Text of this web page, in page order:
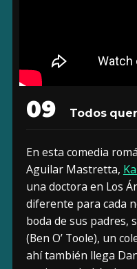
09 Todos
En esta comedia
Aguilar Mastretta,
una doctora en Los
diferente para cada
boda de sus padres,
(Ben O’ Toole), un
ahí también llega